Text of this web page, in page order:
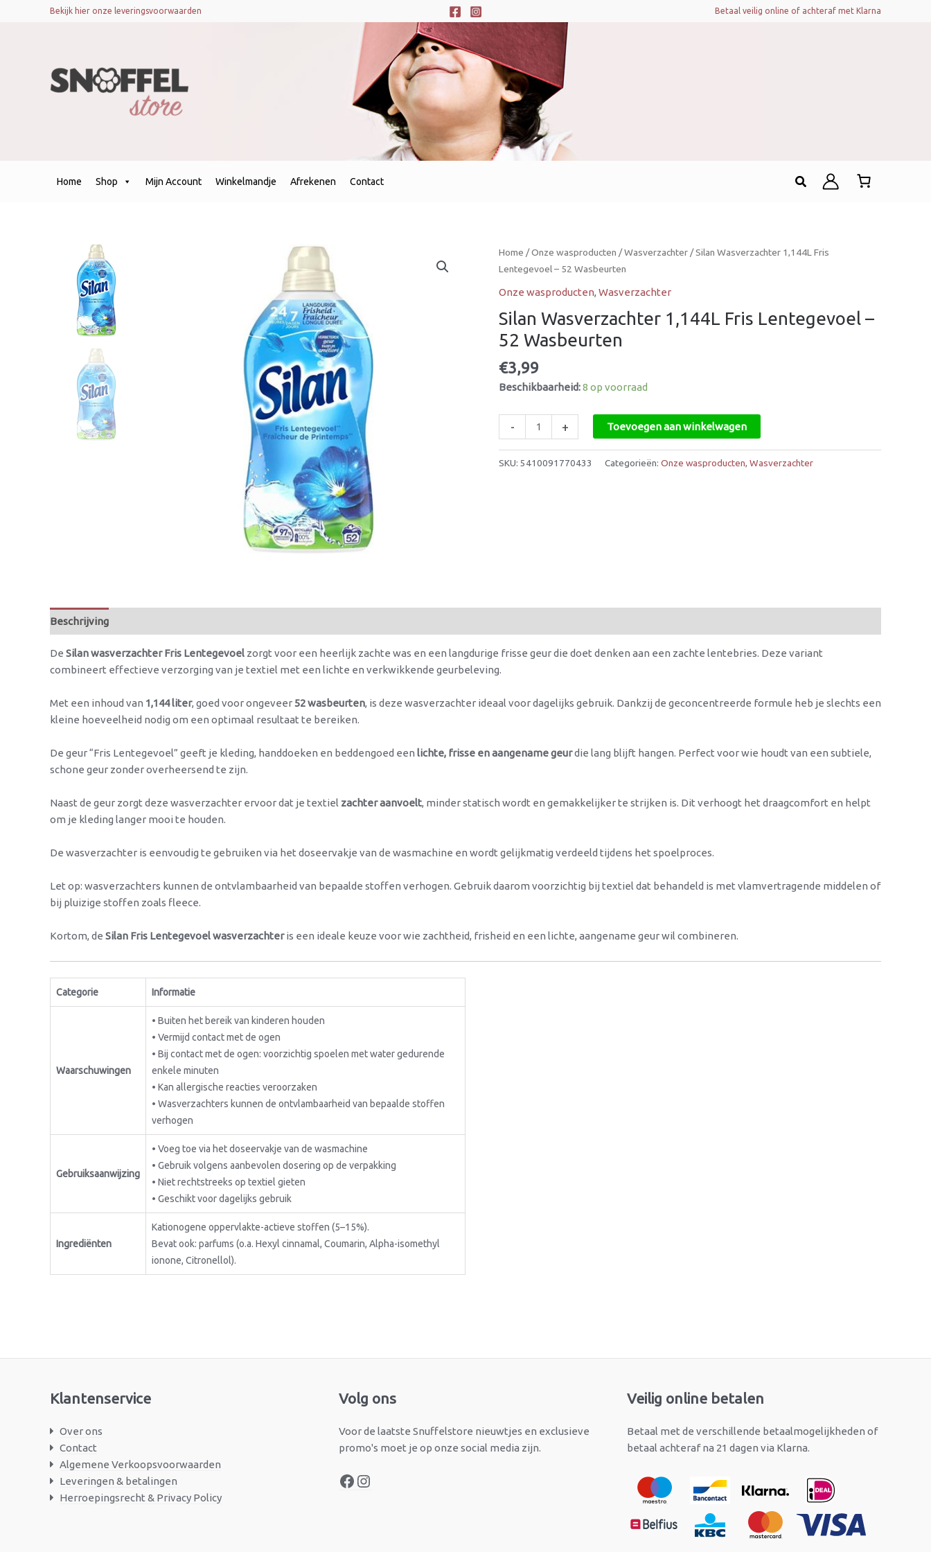
Bekijk hier onze leveringsvoorwaarden Betaal veilig online of achteraf met Klarna
Home Shop Mijn Account Winkelmandje Afrekenen Contact Zoeken
Home /Onze wasproducten /Wasverzachter / Silan Wasverzachter 1,144L Fris
Lentegevoel – 52 Wasbeurten
Onze wasproducten, Wasverzachter
Silan Wasverzachter 1,144L Fris Lentegevoel –
52 Wasbeurten
€3,99
Beschikbaarheid:8 op voorraad
-
Silan
Wasverzachter
Lentegevoel
–
Wasbeurten
aantal
+ Toevoegen aan winkelwagen
SKU: 5410091770433 Categorieën: Onze wasproducten, Wasverzachter
Beschrijving
De Silan wasverzachter Fris Lentegevoel zorgt voor een heerlijk zachte was en een langdurige frisse geur die doet denken aan een zachte lentebries. Deze variant
combineert effectieve verzorging van je textiel met een lichte en verkwikkende geurbeleving.
Met een inhoud van 1,144 liter, goed voor ongeveer52 wasbeurten, is deze wasverzachter ideaal voor dagelijks gebruik. Dankzij de geconcentreerde formule heb je slechts een
kleine hoeveelheid nodig om een optimaal resultaat te bereiken.
De geur “Fris Lentegevoel” geeft je kleding, handdoeken en beddengoed een lichte, frisse en aangename geurdie lang blijft hangen. Perfect voor wie houdt van een subtiele,
schone geur zonder overheersend te zijn.
Naast de geur zorgt deze wasverzachter ervoor dat je textiel zachter aanvoelt, minder statisch wordt en gemakkelijker te strijken is. Dit verhoogt het draagcomfort en helpt
om je kleding langer mooi te houden.
De wasverzachter is eenvoudig te gebruiken via het doseervakje van de wasmachine en wordt gelijkmatig verdeeld tijdens het spoelproces.
Let op: wasverzachters kunnen de ontvlambaarheid van bepaalde stoffen verhogen. Gebruik daarom voorzichtig bij textiel dat behandeld is met vlamvertragende middelen of
bij pluizige stoffen zoals fleece.
Kortom, de Silan Fris Lentegevoel wasverzachteris een ideale keuze voor wie zachtheid, frisheid en een lichte, aangename geur wil combineren.
Categorie Informatie
Waarschuwingen
• Buiten het bereik van kinderen houden
• Vermijd contact met de ogen
• Bij contact met de ogen: voorzichtig spoelen met water gedurende
enkele minuten
• Kan allergische reacties veroorzaken
• Wasverzachters kunnen de ontvlambaarheid van bepaalde stoffen
verhogen
Gebruiksaanwijzing
• Voeg toe via het doseervakje van de wasmachine
• Gebruik volgens aanbevolen dosering op de verpakking
• Niet rechtstreeks op textiel gieten
• Geschikt voor dagelijks gebruik
Ingrediënten
Kationogene oppervlakte-actieve stoffen (5–15%).
Bevat ook: parfums (o.a. Hexyl cinnamal, Coumarin, Alpha-isomethyl
ionone, Citronellol).
Klantenservice
Over ons
Contact
Algemene Verkoopsvoorwaarden
Leveringen & betalingen
Herroepingsrecht & Privacy Policy
Volg ons
Voor de laatste Snuffelstore nieuwtjes en exclusieve
promo's moet je op onze social media zijn.
Facebook
Instagram Veilig online betalen
Betaal met de verschillende betaalmogelijkheden of
betaal achteraf na 21 dagen via Klarna.